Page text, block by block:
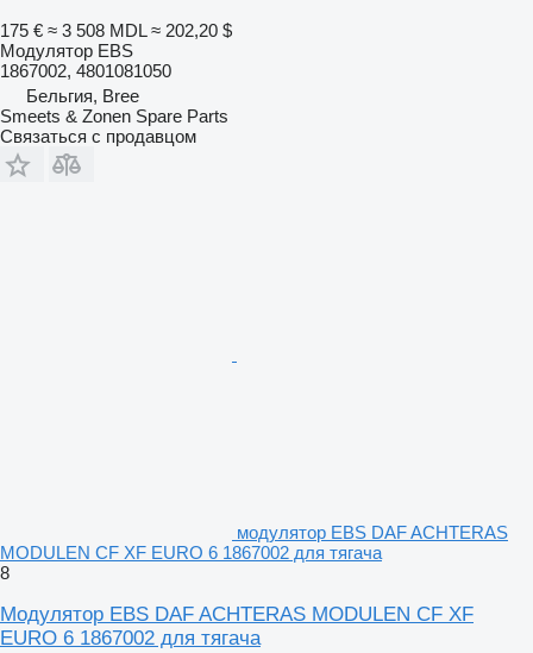
175 € ≈ 3 508 MDL ≈ 202,20 $
Модулятор EBS
1867002, 4801081050
Бельгия, Bree
Smeets & Zonen Spare Parts
Связаться с продавцом
модулятор EBS DAF ACHTERAS
MODULEN CF XF EURO 6 1867002 для тягача
8
Модулятор EBS DAF ACHTERAS MODULEN CF XF
EURO 6 1867002 для тягача